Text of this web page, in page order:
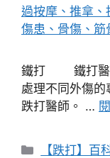
鐵打 鐵打醫師
處理不同外傷
跌打醫師。 …
分
【跌打】百